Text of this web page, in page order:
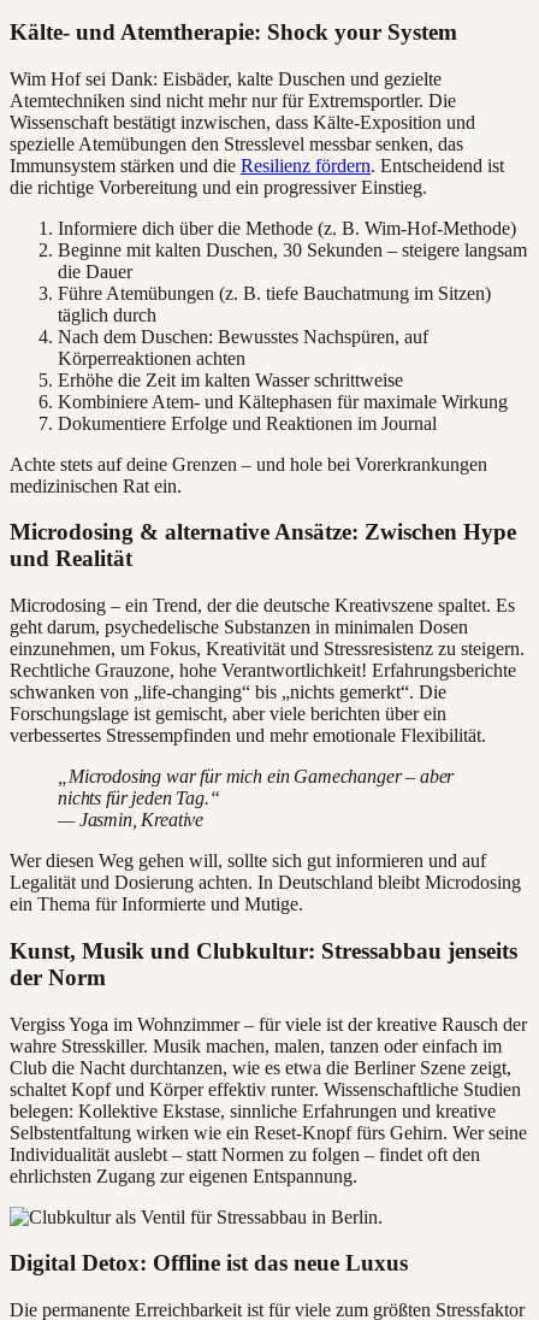
Kälte- und Atemtherapie: Shock your System
Wim Hof sei Dank: Eisbäder, kalte Duschen und gezielte
Atemtechniken sind nicht mehr nur für Extremsportler. Die
Wissenschaft bestätigt inzwischen, dass Kälte-Exposition und
spezielle Atemübungen den Stresslevel messbar senken, das
Immunsystem stärken und die Resilienz fördern. Entscheidend ist
die richtige Vorbereitung und ein progressiver Einstieg.
Informiere dich über die Methode (z. B. Wim-Hof-Methode)
Beginne mit kalten Duschen, 30 Sekunden – steigere langsam
die Dauer
Führe Atemübungen (z. B. tiefe Bauchatmung im Sitzen)
täglich durch
Nach dem Duschen: Bewusstes Nachspüren, auf
Körperreaktionen achten
Erhöhe die Zeit im kalten Wasser schrittweise
Kombiniere Atem- und Kältephasen für maximale Wirkung
Dokumentiere Erfolge und Reaktionen im Journal
Achte stets auf deine Grenzen – und hole bei Vorerkrankungen
medizinischen Rat ein.
Microdosing & alternative Ansätze: Zwischen Hype
und Realität
Microdosing – ein Trend, der die deutsche Kreativszene spaltet. Es
geht darum, psychedelische Substanzen in minimalen Dosen
einzunehmen, um Fokus, Kreativität und Stressresistenz zu steigern.
Rechtliche Grauzone, hohe Verantwortlichkeit! Erfahrungsberichte
schwanken von „life-changing“ bis „nichts gemerkt“. Die
Forschungslage ist gemischt, aber viele berichten über ein
verbessertes Stressempfinden und mehr emotionale Flexibilität.
„Microdosing war für mich ein Gamechanger – aber
nichts für jeden Tag.“
— Jasmin, Kreative
Wer diesen Weg gehen will, sollte sich gut informieren und auf
Legalität und Dosierung achten. In Deutschland bleibt Microdosing
ein Thema für Informierte und Mutige.
Kunst, Musik und Clubkultur: Stressabbau jenseits
der Norm
Vergiss Yoga im Wohnzimmer – für viele ist der kreative Rausch der
wahre Stresskiller. Musik machen, malen, tanzen oder einfach im
Club die Nacht durchtanzen, wie es etwa die Berliner Szene zeigt,
schaltet Kopf und Körper effektiv runter. Wissenschaftliche Studien
belegen: Kollektive Ekstase, sinnliche Erfahrungen und kreative
Selbstentfaltung wirken wie ein Reset-Knopf fürs Gehirn. Wer seine
Individualität auslebt – statt Normen zu folgen – findet oft den
ehrlichsten Zugang zur eigenen Entspannung.
Digital Detox: Offline ist das neue Luxus
Die permanente Erreichbarkeit ist für viele zum größten Stressfaktor